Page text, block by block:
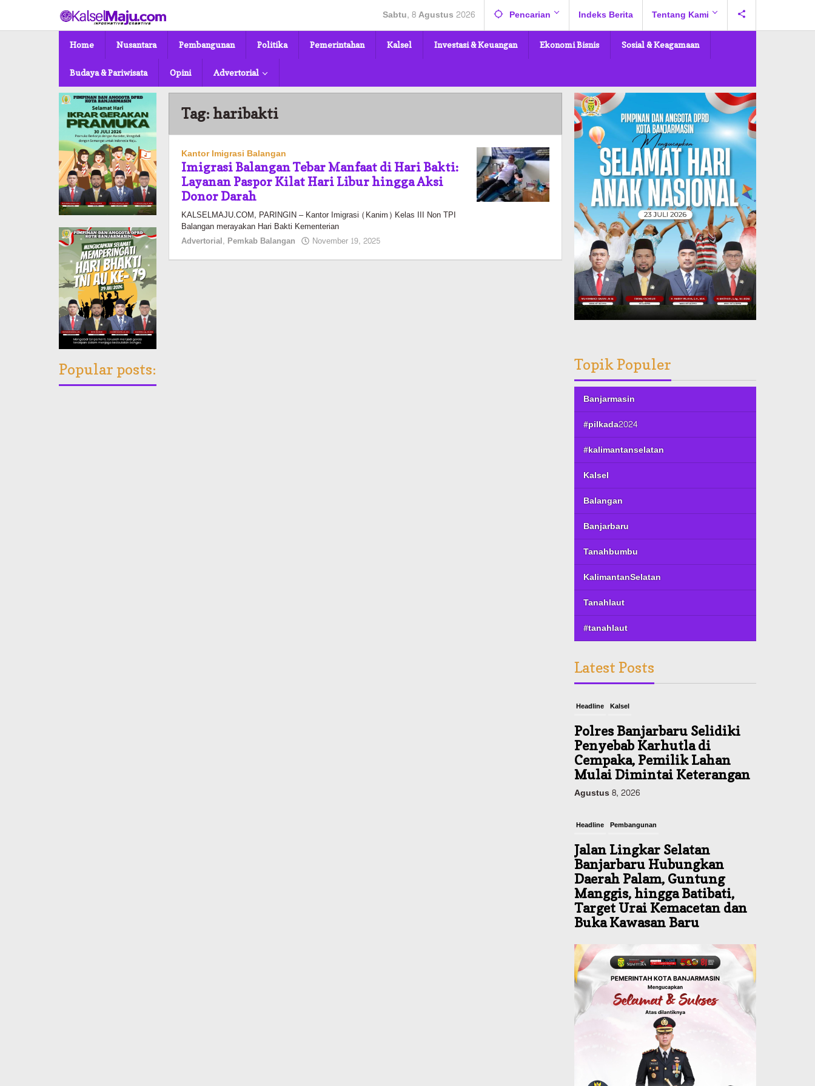
konten
Sabtu, 8 Agustus 2026 Pencarian Indeks Berita Tentang Kami
Home Nusantara Pembangunan Politika Pemerintahan Kalsel Investasi & Keuangan Ekonomi Bisnis Sosial & Keagamaan
Budaya & Pariwisata Opini Advertorial
Popular posts:
Tag:haribakti
Kantor Imigrasi Balangan
Imigrasi Balangan Tebar Manfaat di Hari Bakti:
Layanan Paspor Kilat Hari Libur hingga Aksi
Donor Darah
KALSELMAJU.COM, PARINGIN – Kantor Imigrasi (Kanim) Kelas III Non TPI
Balangan merayakan Hari Bakti Kementerian
Advertorial, Pemkab Balangan November 19, 2025
Topik Populer
Banjarmasin
#pilkada2024
#kalimantanselatan
Kalsel
Balangan
Banjarbaru
Tanahbumbu
KalimantanSelatan
Tanahlaut
#tanahlaut
Latest Posts
Headline Kalsel
Polres Banjarbaru Selidiki
Penyebab Karhutla di
Cempaka, Pemilik Lahan
Mulai Dimintai Keterangan
Agustus 8, 2026
Headline Pembangunan
Jalan Lingkar Selatan
Banjarbaru Hubungkan
Daerah Palam, Guntung
Manggis, hingga Batibati,
Target Urai Kemacetan dan
Buka Kawasan Baru
Agustus 8, 2026
Headline
Panaskan Kembali Arena
Panjat Tebing, FPTI
Banjarmasin Siapkan
Sirkuit se-Kalsel
Agustus 8, 2026